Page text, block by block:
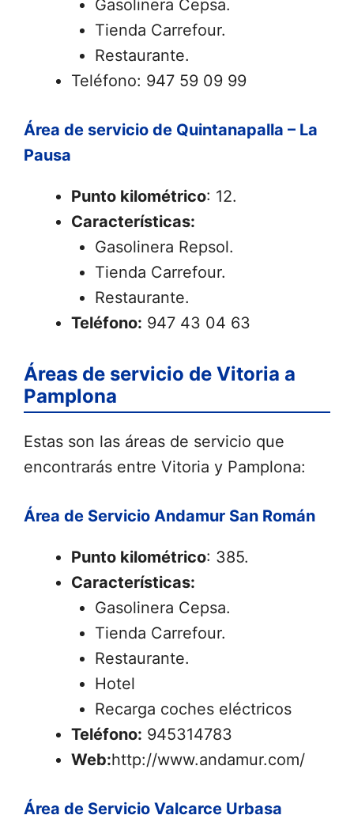
Gasolinera Cepsa.
Tienda Carrefour.
Restaurante.
Teléfono: 947 59 09 99
Área de servicio de Quintanapalla – La
Pausa
Punto kilométrico: 12.
Características:
Gasolinera Repsol.
Tienda Carrefour.
Restaurante.
Teléfono: 947 43 04 63
Áreas de servicio de Vitoria a
Pamplona
Estas son las áreas de servicio que
encontrarás entre Vitoria y Pamplona:
Área de Servicio Andamur San Román
Punto kilométrico: 385.
Características:
Gasolinera Cepsa.
Tienda Carrefour.
Restaurante.
Hotel
Recarga coches eléctricos
Teléfono: 945314783
Web:http://www.andamur.com/
Área de Servicio Valcarce Urbasa